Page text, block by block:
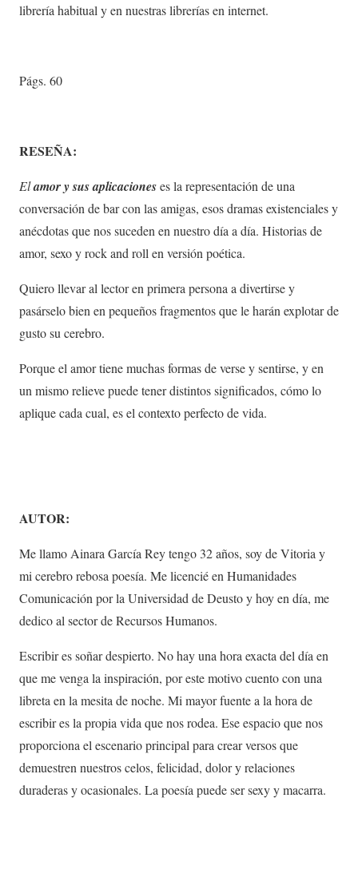
librería habitual y en nuestras librerías en internet.
Págs. 60
RESEÑA:
Elamor y sus aplicacioneses la representación de una
conversación de bar con las amigas, esos dramas existenciales y
anécdotas que nos suceden en nuestro día a día. Historias de
amor, sexo y rock and roll en versión poética.
Quiero llevar al lector en primera persona a divertirse y
pasárselo bien en pequeños fragmentos que le harán explotar de
gusto su cerebro.
Porque el amor tiene muchas formas de verse y sentirse, y en
un mismo relieve puede tener distintos significados, cómo lo
aplique cada cual, es el contexto perfecto de vida.
AUTOR:
Me llamo Ainara García Rey tengo 32 años, soy de Vitoria y
mi cerebro rebosa poesía. Me licencié en Humanidades
Comunicación por la Universidad de Deusto y hoy en día, me
dedico al sector de Recursos Humanos.
Escribir es soñar despierto. No hay una hora exacta del día en
que me venga la inspiración, por este motivo cuento con una
libreta en la mesita de noche. Mi mayor fuente a la hora de
escribir es la propia vida que nos rodea. Ese espacio que nos
proporciona el escenario principal para crear versos que
demuestren nuestros celos, felicidad, dolor y relaciones
duraderas y ocasionales. La poesía puede ser sexy y macarra.